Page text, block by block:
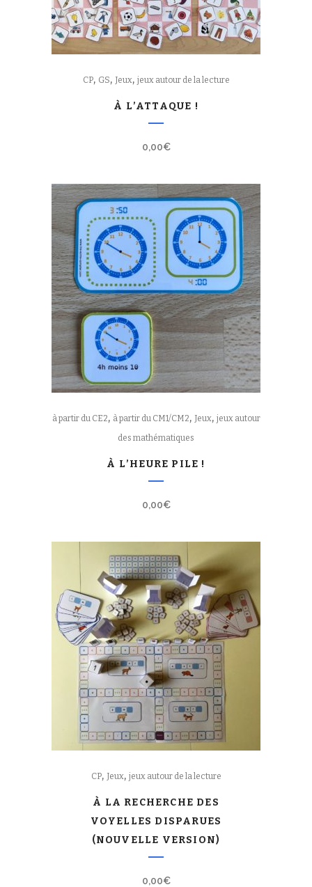
CP, GS, Jeux, jeux autour de la lecture
À L’ATTAQUE !
0,00€
à partir du CE2, à partir du CM1/CM2, Jeux, jeux autour
des mathématiques
À L’HEURE PILE !
0,00€
CP, Jeux, jeux autour de la lecture
À LA RECHERCHE DES
VOYELLES DISPARUES
(NOUVELLE VERSION)
0,00€